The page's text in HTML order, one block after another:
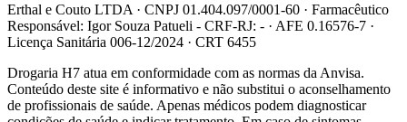
Erthal e Couto LTDA · CNPJ 01.404.097/0001-60 · Farmacêutico
Responsável: Igor Souza Patueli - CRF-RJ: - · AFE 0.16576-7 ·
Licença Sanitária 006-12/2024 · CRT 6455
Drogaria H7 atua em conformidade com as normas da Anvisa.
Conteúdo deste site é informativo e não substitui o aconselhamento
de profissionais de saúde. Apenas médicos podem diagnosticar